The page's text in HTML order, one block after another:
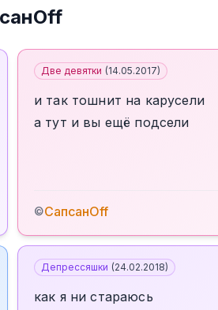
Две девятки (14.05.2017)
и так тошнит на карусели
а тут и вы ещё подсели
©СапсанOff
Депрессяшки (24.02.2018)
как я ни стараюсь